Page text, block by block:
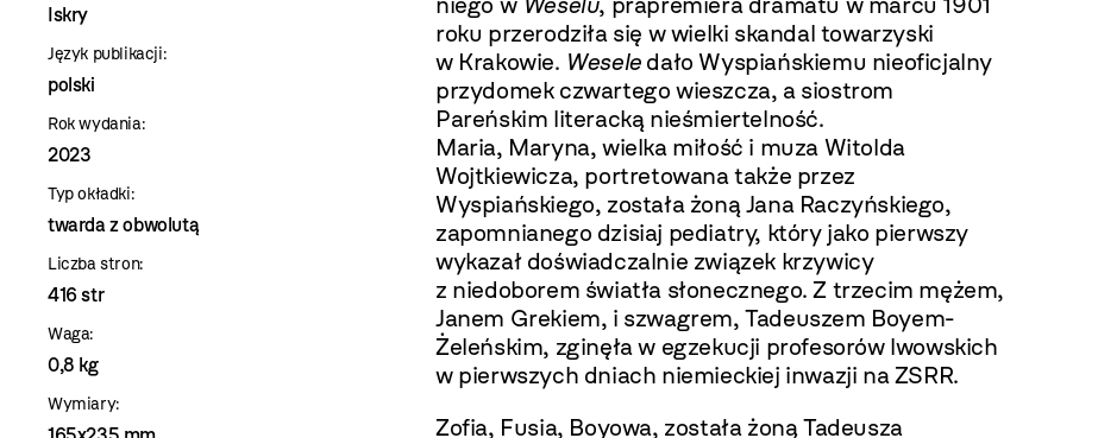
Iskry
Język publikacji:
polski
Rok wydania:
2023
Typ okładki:
twarda z obwolutą
Liczba stron:
416 str
Waga:
0,8 kg
Wymiary:
roku przerodziła się w wielki skandal towarzyski
w Krakowie. Weseledało Wyspiańskiemu nieoficjalny
przydomek czwartego wieszcza, a siostrom
Pareńskim literacką nieśmiertelność.
Maria, Maryna, wielka miłość i muza Witolda
Wojtkiewicza, portretowana także przez
Wyspiańskiego, została żoną Jana Raczyńskiego,
zapomnianego dzisiaj pediatry, który jako pierwszy
wykazał doświadczalnie związek krzywicy
z niedoborem światła słonecznego. Z trzecim mężem,
Janem Grekiem, i szwagrem, Tadeuszem Boyem-
Żeleńskim, zginęła w egzekucji profesorów lwowskich
w pierwszych dniach niemieckiej inwazji na ZSRR.
Zofia, Fusia, Boyowa, została żoną Tadeusza